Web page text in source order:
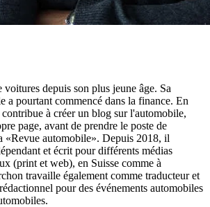
voitures depuis son plus jeune âge. Sa
a pourtant commencé dans la finance. En
à créer un blog sur l'automobile,
page, avant de prendre le poste de
«Revue automobile». Depuis 2018, il
et écrit pour différents médias
(print et web), en Suisse comme à
travaille également comme traducteur et
pour des événements automobiles